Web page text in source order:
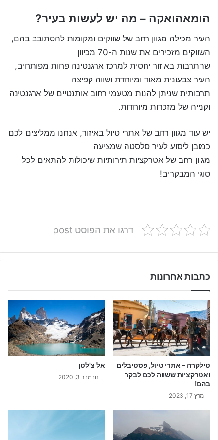
הומאהואקה – מה יש לעשות בעיר?
העיר מכילה מגוון רחב של שווקים ומקומות להסתובב בהם,
השווקים מזכירים את שנות ה-70 מכיוון
שהתרבות באיזור יחסית למרכז ארגנטינה פחות מפותחים,
העיר צבעונית מאוד ומיוחדת ושווה קפיצה
תרבותית שניתן להנות מטעמי רחוב אותנטיים של ארגנטינה
וקנייה של מזכרות מיוחדות.
יש עוד מגוון רחב של אתרי טיול באיזור, אנחנו ממליצים לכם
כמובן ליסוע לעיר סלסטה שמציעה
מגוון רחב של אטרקציות תירותיות שיכולות להתאים לכל
סוגי המבקרים!
דרגו את הפוסט post
כתבות אחרונות
טילקרה – אתרי טיול, פסטיבלים
ואטרקציות ששווה לכם לבקר
בהם!
מרץ 17, 2023
אל צ'לטן
נובמבר 3, 2020